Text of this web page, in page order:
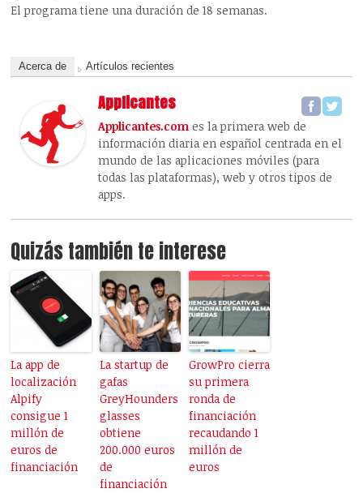
El programa tiene una duración de 18 semanas.
Acerca de Artículos recientes
Applicantes
Applicantes.com es la primera web de
información diaria en español centrada en el
mundo de las aplicaciones móviles (para
todas las plataformas), web y otros tipos de
apps.
Quizás también te interese
La app de
localización
Alpify
consigue 1
millón de
euros de
financiación
La startup de
gafas
GreyHounders
glasses
obtiene
200.000 euros
de
financiación
GrowPro cierra
su primera
ronda de
financiación
recaudando 1
millón de
euros